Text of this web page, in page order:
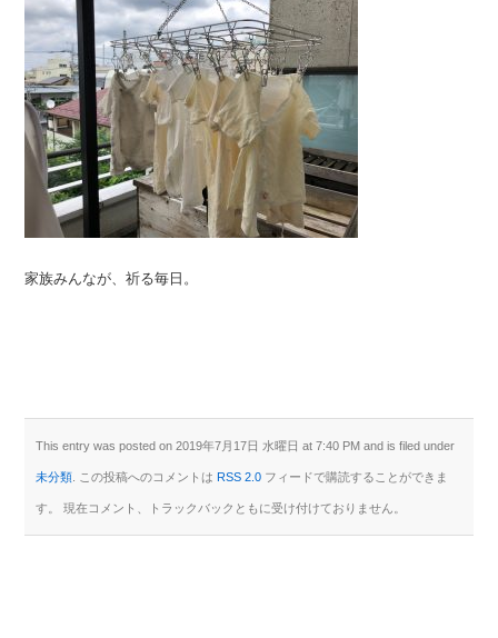
家族みんなが、祈る毎日。
This entry was posted on 2019年7月17日 水曜日 at 7:40 PM and is filed under
未分類 . この投稿へのコメントはRSS 2.0 フィードで購読することができま
す。 現在コメント、トラックバックともに受け付けておりません。